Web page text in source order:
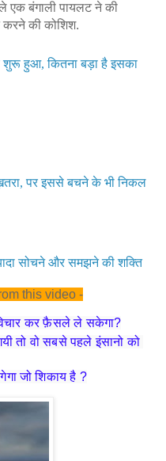
एक बंगाली पायलट ने की
करने की कोशिश.
शुरू हुआ, कितना बड़ा है इसका
पर इससे बचने के भी निकल
सोचने और समझने की शक्ति
this video -
विचार कर फ़ैसले ले सकेगा?
तो वो सबसे पहले इंसानो को
जो शिकाय है ?